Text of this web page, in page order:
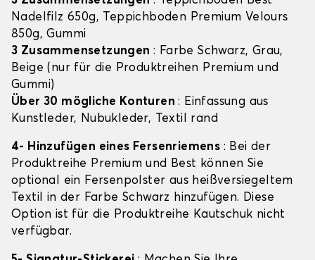
Nadelfilz 650g, Teppichboden Premium Velours
850g, Gummi
3 Zusammensetzungen : Farbe Schwarz, Grau,
Beige (nur für die Produktreihen Premium und
Gummi)
Über 30 mögliche Konturen: Einfassung aus
Kunstleder, Nubukleder, Textil rand
4- Hinzufügen eines Fersenriemens : Bei der
Produktreihe Premium und Best können Sie
optional ein Fersenpolster aus heißversiegeltem
Textil in der Farbe Schwarz hinzufügen. Diese
Option ist für die Produktreihe Kautschuk nicht
verfügbar.